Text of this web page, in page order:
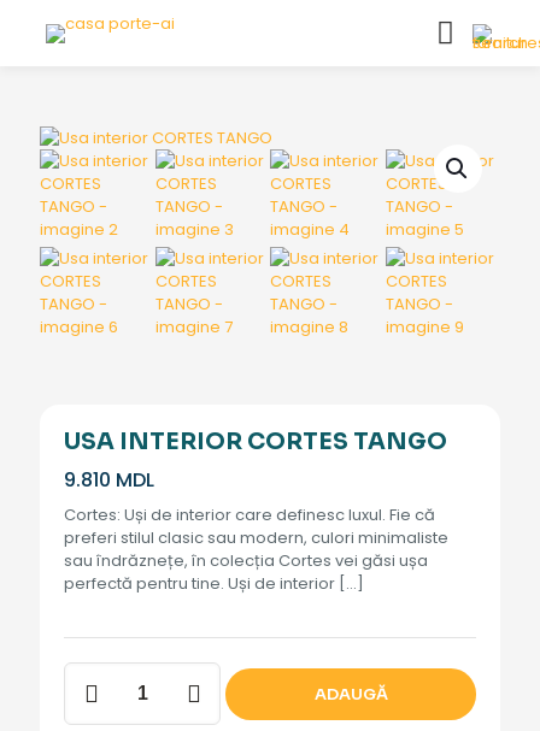
USA INTERIOR CORTES TANGO
9.810 MDL
Cortes: Uși de interior care definesc luxul. Fie că
preferi stilul clasic sau modern, culori minimaliste
sau îndrăznețe, în colecția Cortes vei găsi ușa
perfectă pentru tine. Uși de interior […]
Cantitate
Usa
interior
ADAUGĂ